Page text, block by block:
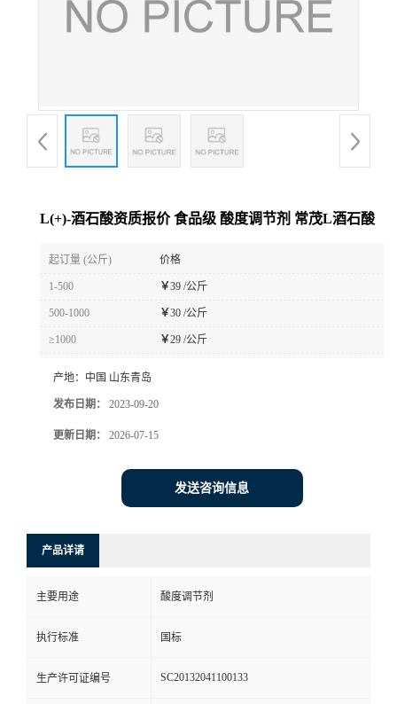
L(+)-酒石酸资质报价 食品级 酸度调节剂 常茂L酒石酸
起订量 (公斤) 价格
1-500 ￥39 /公斤
500-1000 ￥30 /公斤
≥1000 ￥29 /公斤
产地： 中国 山东青岛
发布日期： 2023-09-20
更新日期： 2026-07-15
发送咨询信息
产品详请
主要用途 酸度调节剂
执行标准 国标
生产许可证编号 SC20132041100133